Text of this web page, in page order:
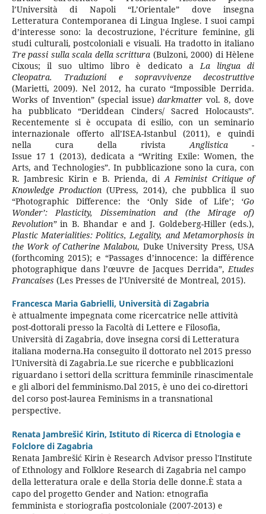
l’Università di Napoli “L’Orientale” dove insegna
Letteratura Contemporanea di Lingua Inglese. I suoi campi
d’interesse sono: la decostruzione, l’écriture feminine, gli
studi culturali, postcoloniali e visuali. Ha tradotto in italiano
Tre passi sulla scala della scrittura (Bulzoni, 2000) di Hèlene
Cixous; il suo ultimo libro è dedicato aLa lingua di
Cleopatra. Traduzioni e sopravvivenze decostruttive
(Marietti, 2009). Nel 2012, ha curato “Impossible Derrida.
Works of Invention” (special issue)darkmatter vol. 8, dove
ha pubblicato “Deriddean Cinders/ Sacred Holocausts”.
Recentemente si è occupata di esilio, con un seminario
internazionale offerto all’ISEA-Istanbul (2011), e quindi
nella cura della rivistaAnglistica -
Issue 17 1 (2013), dedicata a “Writing Exile: Women, the
Arts, and Technologies”. In pubblicazione sono la cura, con
R. Jambresic Kirin e B. Prienda, diA Feminist Critique of
Knowledge Production(UPress, 2014), che pubblica il suo
“Photographic Difference: the ‘Only Side of Life’; ‘Go
Wonder’: Plasticity, Dissemination and (the Mirage of)
Revolution”in B. Bhandar e and J. Goldeberg-Hiller (eds.),
Plastic Materialities: Politics, Legality, and Metamorphosis in
the Work of Catherine Malabou, Duke University Press, USA
(forthcoming 2015); e “Passages d’innocence: la différence
photographique dans l’œuvre de Jacques Derrida”,Etudes
Francaises (Les Presses de l’Université de Montreal, 2015).
Francesca Maria Gabrielli, Università di Zagabria
è attualmente impegnata come ricercatrice nelle attività
post-dottorali presso la Facoltà di Lettere e Filosofia,
Università di Zagabria, dove insegna corsi di Letteratura
italiana moderna.Ha conseguito il dottorato nel 2015 presso
l'Università di Zagabria.Le sue ricerche e pubblicazioni
riguardano i settori della scrittura femminile rinascimentale
e gli albori del femminismo.Dal 2015, è uno dei co-direttori
del corso post-laurea Feminisms in a transnational
perspective.
Renata Jambrešić Kirin, Istituto di Ricerca di Etnologia e
Folclore di Zagabria
Renata Jambrešić Kirin è Research Advisor presso l'Institute
of Ethnology and Folklore Research di Zagabria nel campo
della letteratura orale e della Storia delle donne.È stata a
capo del progetto Gender and Nation: etnografia
femminista e storiografia postcoloniale (2007-2013) e